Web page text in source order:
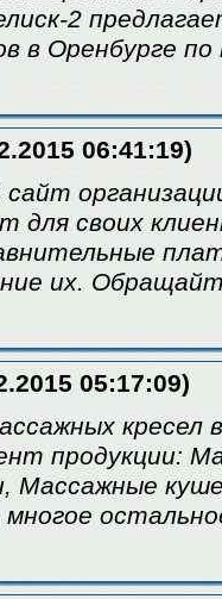
2
в Оренбурге
06:41:19)
для своих
их.
05:17:09)
кресел
продукции:
Массажные